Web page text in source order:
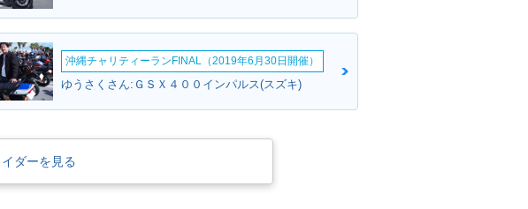
沖縄チャリティーランFINAL（2019年6月30日開催）
ゆうさくさん:ＧＳＸ４００インパルス(スズキ)
ダーを見る